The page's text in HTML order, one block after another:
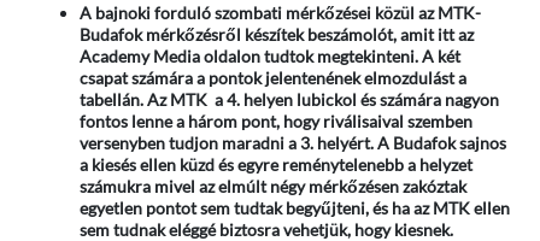
A bajnoki forduló szombati mérkőzései közül az MTK-
Budafok mérkőzésről készítek beszámolót, amit itt az
Academy Media oldalon tudtok megtekinteni. A két
csapat számára a pontok jelentenének elmozdulást a
tabellán. Az MTK a 4. helyen lubickol és számára nagyon
fontos lenne a három pont, hogy riválisaival szemben
versenyben tudjon maradni a 3. helyért. A Budafok sajnos
a kiesés ellen küzd és egyre reménytelenebb a helyzet
számukra mivel az elmúlt négy mérkőzésen zakóztak
egyetlen pontot sem tudtak begyűjteni, és ha az MTK ellen
sem tudnak eléggé biztosra vehetjük, hogy kiesnek.